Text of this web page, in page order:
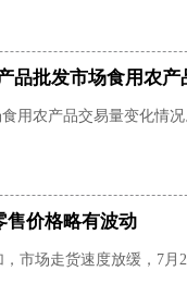
品批发市场食用农
用农产品交易量变化情
售价格略有波动
市场走货速度放缓，7